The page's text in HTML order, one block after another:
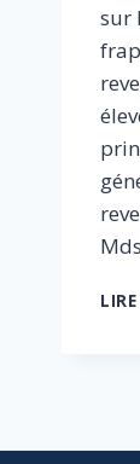
sur